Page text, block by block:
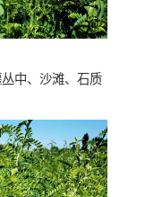
中、沙滩、石质